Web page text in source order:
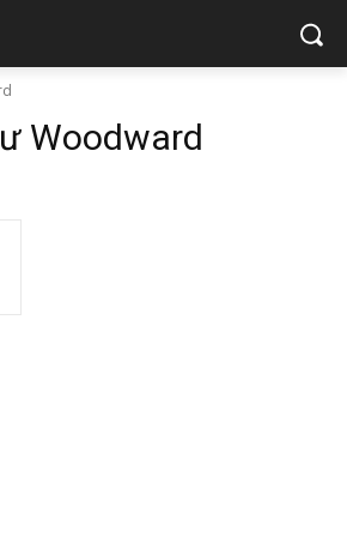
Woodward